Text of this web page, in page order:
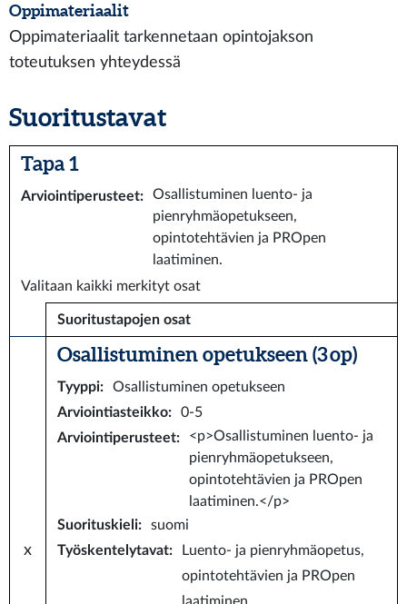
Oppimateriaalit
Oppimateriaalit tarkennetaan opintojakson
toteutuksen yhteydessä
Suoritustavat
Tapa 1
Arviointiperusteet:
Osallistuminen luento- ja
pienryhmäopetukseen,
opintotehtävien ja PROpen
laatiminen.
Valitaan kaikki merkityt osat
Suoritustapojen osat
x
Osallistuminen opetukseen (3 op)
Tyyppi:
Osallistuminen opetukseen
Arviointiasteikko:
0-5
Arviointiperusteet:
<p>Osallistuminen luento- ja
pienryhmäopetukseen,
opintotehtävien ja PROpen
laatiminen.</p>
Suorituskieli:
suomi
Työskentelytavat:
Luento- ja pienryhmäopetus,
opintotehtävien ja PROpen